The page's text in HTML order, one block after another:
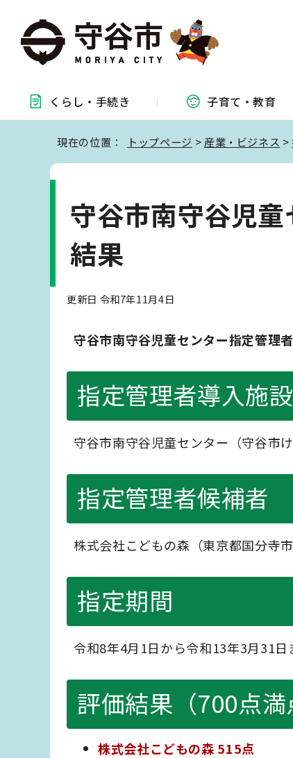
くらし・ 手続き 子育て・教育
現在の位置： トップページ > 産業・ビジネス >
守谷市南守谷児
結果
更新日 令和7年11月4日
守谷市南守谷児童センター指定管理
指定管理者導入施設
守谷市南守谷児童センター（守谷市
指定管理者候補者
株式会社こどもの森（東京都国分寺
指定期間
令和8年4月1日から令和13年3月31日
評価結果（700点満
株式会社こどもの森 515点